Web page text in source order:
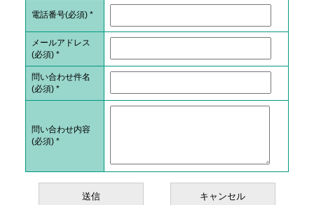
電話番号(必須) *
メールアドレス
(必須) *
問い合わせ件名
(必須) *
問い合わせ内容
(必須) *